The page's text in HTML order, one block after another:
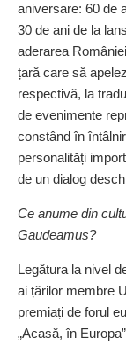
aniversare: 60 de
30 de ani de la
aderarea
țară care să
respectivă, la
de evenimente
constând în
personalități
de un dialog
Ce anume din
Gaudeamus?
Legătura la nivel
ai țărilor membre
premiați de forul
„Acasă, în